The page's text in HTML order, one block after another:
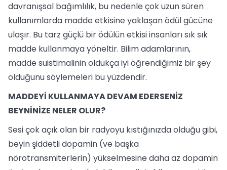
davranışsal bağımlılık, bu nedenle çok uzun süren
kullanımlarda madde etkisine yaklaşan ödül gücüne
ulaşır. Bu tarz güçlü bir ödülün etkisi insanları sık sık
madde kullanmaya yöneltir. Bilim adamlarının,
madde suistimalinin oldukça iyi öğrendiğimiz bir şey
olduğunu söylemeleri bu yüzdendir.
MADDEYİ KULLANMAYA DEVAM EDERSENİZ
BEYNİNİZE NELER OLUR?
Sesi çok açık olan bir radyoyu kıstığınızda olduğu gibi,
beyin şiddetli dopamin (ve başka
nörotransmiterlerin) yükselmesine daha az dopamin